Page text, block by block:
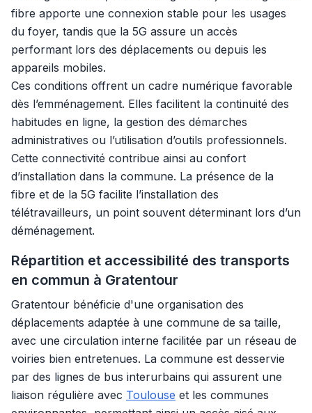
fibre apporte une connexion stable pour les usages
du foyer, tandis que la 5G assure un accès
performant lors des déplacements ou depuis les
appareils mobiles.
Ces conditions offrent un cadre numérique favorable
dès l’emménagement. Elles facilitent la continuité des
habitudes en ligne, la gestion des démarches
administratives ou l’utilisation d’outils professionnels.
Cette connectivité contribue ainsi au confort
d’installation dans la commune. La présence de la
fibre et de la 5G facilite l’installation des
télétravailleurs, un point souvent déterminant lors d’un
déménagement.
Répartition et accessibilité des transports
en commun à Gratentour
Gratentour bénéficie d'une organisation des
déplacements adaptée à une commune de sa taille,
avec une circulation interne facilitée par un réseau de
voiries bien entretenues. La commune est desservie
par des lignes de bus interurbains qui assurent une
liaison régulière avec Toulouse et les communes